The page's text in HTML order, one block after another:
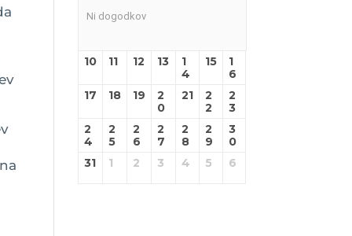
Ni dogodkov
10 11 12 13
1
4
15
1
6
17
18 19
2
0
21
2
2
2
3
2
4
2
5
2
6
2
7
2
8
2
9
3
0
31
1 2 3 4 5 6